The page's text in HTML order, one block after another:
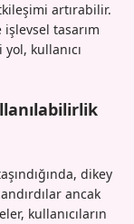
artırabilir.
tasarım
kullanıcı
dikey
ancak
kullanıcıların